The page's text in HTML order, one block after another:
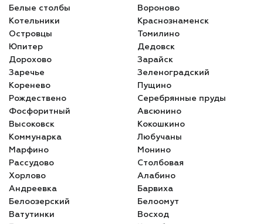
Белые столбы
Вороново
Котельники
Краснознаменск
Островцы
Томилино
Юпитер
Дедовск
Дорохово
Зарайск
Заречье
Зеленоградский
Коренево
Пущино
Рождествено
Серебрянные пруды
Фосфоритный
Авсюнино
Высоковск
Кокошкино
Коммунарка
Любучаны
Марфино
Монино
Рассудово
Столбовая
Хорлово
Алабино
Андреевка
Барвиха
Белоозерский
Белоомут
Ватутинки
Восход